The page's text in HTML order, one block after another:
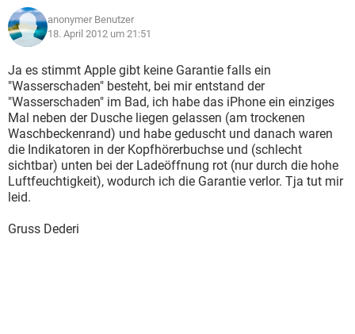
anonymer Benutzer
18. April 2012 um 21:51
Ja es stimmt Apple gibt keine Garantie falls ein
"Wasserschaden" besteht, bei mir entstand der
"Wasserschaden" im Bad, ich habe das iPhone ein einziges
Mal neben der Dusche liegen gelassen (am trockenen
Waschbeckenrand) und habe geduscht und danach waren
die Indikatoren in der Kopfhörerbuchse und (schlecht
sichtbar) unten bei der Ladeöffnung rot (nur durch die hohe
Luftfeuchtigkeit), wodurch ich die Garantie verlor. Tja tut mir
leid.
Gruss Dederi